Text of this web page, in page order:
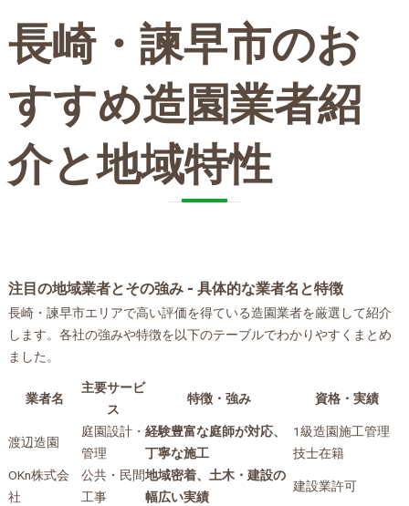
長崎・諫早市のお
すすめ造園業者紹
介と地域特性
注目の地域業者とその強み - 具体的な業者名と特徴
長崎・諫早市エリアで高い評価を得ている造園業者を厳選して紹介
します。各社の強みや特徴を以下のテーブルでわかりやすくまとめ
ました。
業者名
主要サービ
ス
特徴・強み 資格・実績
渡辺造園
庭園設計・
管理
経験豊富な庭師が対応、
丁寧な施工
1級造園施工管理
技士在籍
OKn株式会
社
公共・民間
工事
地域密着、土木・建設の
幅広い実績
建設業許可